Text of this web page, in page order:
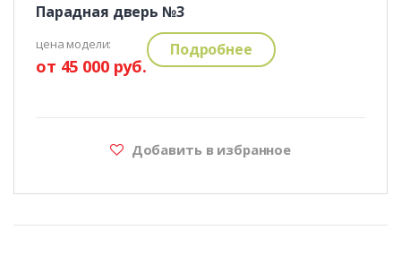
Парадная дверь №3
цена модели:
от 45 000 руб.
Подробнее
Добавить в избранное